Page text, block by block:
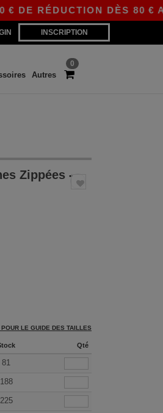
DÈS 80 € AVEC
INSCRIPTION
0
Autres
Zippées -
LE GUIDE DES TAILLES
Qté
81
188
225